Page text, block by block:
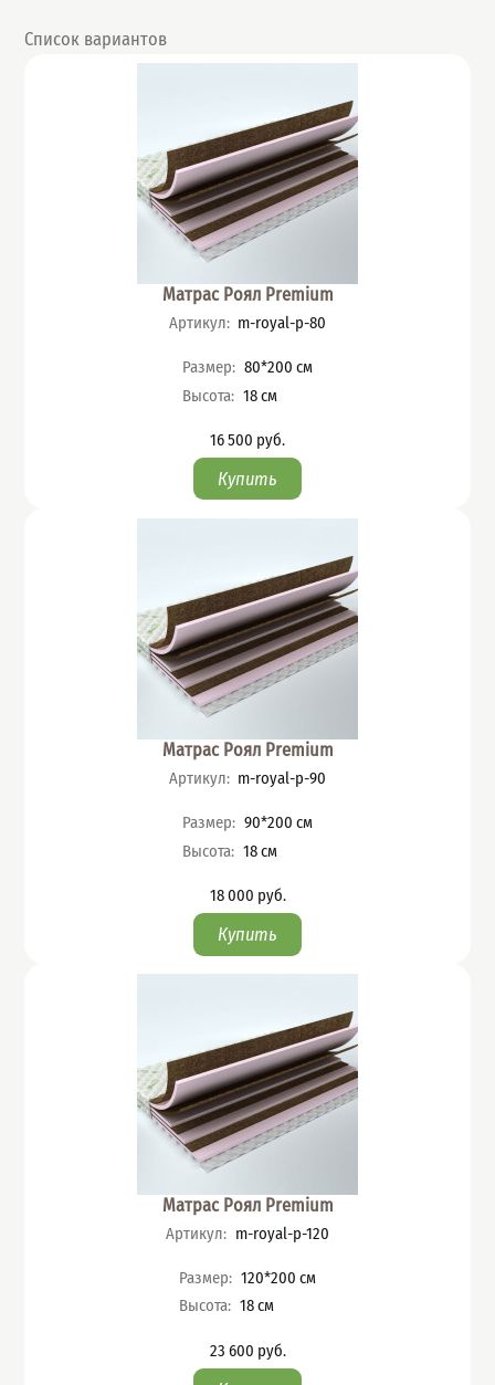
Список вариантов
Матрас Роял Premium
Артикул: m-royal-p-80
Характеристики
Размер: 80*200 см
Высота: 18см
Цена
16 500 руб.
Матрас Роял Premium
Артикул: m-royal-p-90
Характеристики
Размер: 90*200 см
Высота: 18см
Цена
18 000 руб.
Матрас Роял Premium
Артикул: m-royal-p-120
Характеристики
Размер: 120*200 см
Высота: 18см
Цена
23 600 руб.